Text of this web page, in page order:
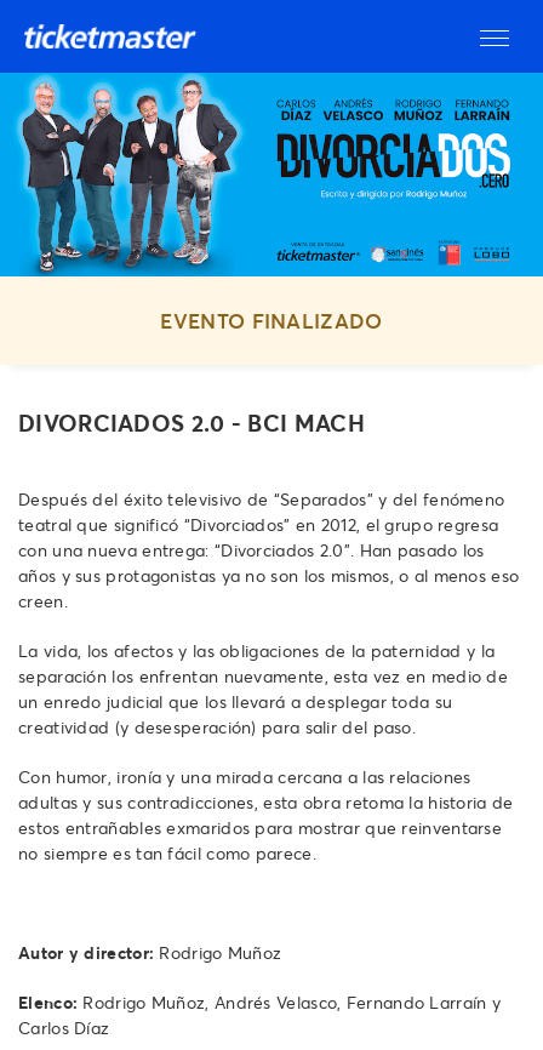
EVENTO FINALIZADO
DIVORCIADOS 2.0 - BCI MACH
Después del éxito televisivo de “Separados” y del fenómeno
teatral que significó “Divorciados” en 2012, el grupo regresa
con una nueva entrega: “Divorciados 2.0”. Han pasado los
años y sus protagonistas ya no son los mismos, o al menos eso
creen.
La vida, los afectos y las obligaciones de la paternidad y la
separación los enfrentan nuevamente, esta vez en medio de
un enredo judicial que los llevará a desplegar toda su
creatividad (y desesperación) para salir del paso.
Con humor, ironía y una mirada cercana a las relaciones
adultas y sus contradicciones, esta obra retoma la historia de
estos entrañables exmaridos para mostrar que reinventarse
no siempre es tan fácil como parece.
Autor y director: Rodrigo Muñoz
Elenco: Rodrigo Muñoz, Andrés Velasco, Fernando Larraín y
Carlos Díaz